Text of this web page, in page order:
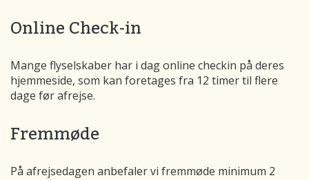
Online Check-in
Mange flyselskaber har i dag online checkin på deres
hjemmeside, som kan foretages fra 12 timer til flere
dage før afrejse.
Fremmøde
På afrejsedagen anbefaler vi fremmøde minimum 2